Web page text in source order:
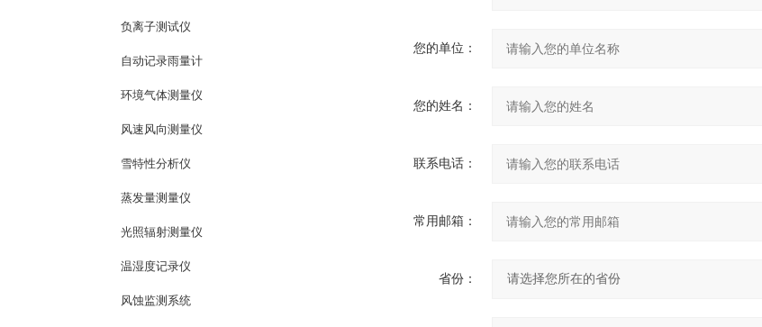
负离子测试仪
自动记录雨量计
环境气体测量仪
风速风向测量仪
雪特性分析仪
蒸发量测量仪
光照辐射测量仪
温湿度记录仪
风蚀监测系统
您的单位：
您的姓名：
联系电话：
常用邮箱：
省份：